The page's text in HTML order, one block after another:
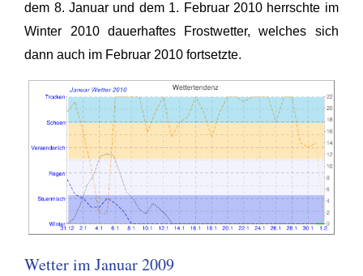
dem 8. Januar und dem 1. Februar 2010 herrschte im
Winter 2010 dauerhaftes Frostwetter, welches sich
dann auch im Februar 2010 fortsetzte.
Wetter im Januar 2009